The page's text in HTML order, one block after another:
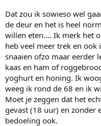
Dat zou ik sowieso wel
de deur en het is heel
willen eten.... Ik merk het
heb veel meer trek en
snaaien ofzo maar eerder
kaas en ham of
yoghurt en honing. Ik
weeg ik rond de 68 en ik
Moet je zeggen dat het
gevast (18 uur) en zonder
bedoeling ook.